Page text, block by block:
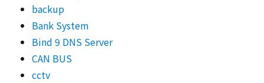
backup
Bank System
Bind 9 DNS Server
CAN BUS
cctv